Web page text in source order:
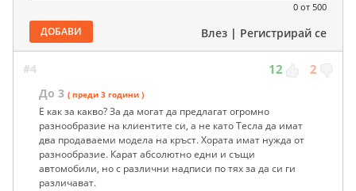
0 от 500
ДОБАВИ Влез | Регистрирай се
#4 12 2
До 3 ( преди 3 години )
Е как за какво? За да могат да предлагат огромно
разнообразие на клиентите си, а не като Тесла да имат
два продаваеми модела на кръст. Хората имат нужда от
разнообразие. Карат абсолютно едни и същи
автомобили, но с различни надписи по тях за да си ги
различават.